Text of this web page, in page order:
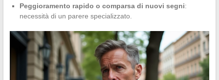
Peggioramento rapido o comparsa di nuovi segni:
necessità di un parere specializzato.